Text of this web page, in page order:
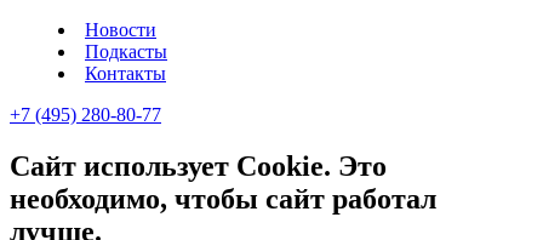
Новости
Подкасты
Контакты
+7 (495) 280-80-77
Сайт использует Cookie. Это
необходимо, чтобы сайт работал
лучше.